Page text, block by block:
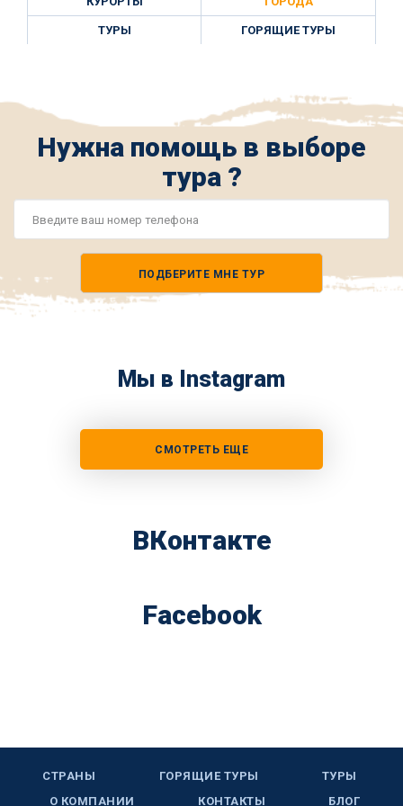
ТУРЫ ГОРЯЩИЕ ТУРЫ
Нужна помощь в выборе
тура ?
ПОДБЕРИТЕ МНЕ ТУР
Мы в Instagram
СМОТРЕТЬ ЕЩЕ
ВКонтакте
Facebook
СТРАНЫ ГОРЯЩИЕ ТУРЫ
ТУРЫ
О КОМПАНИИ
КОНТАКТЫ БЛОГ